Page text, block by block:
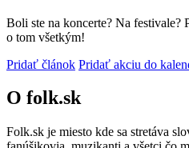
Boli ste na koncerte? Na festivale?
o tom všetkým!
Pridať článok Pridať akciu do
O folk.sk
Folk.sk je miesto kde sa stretáva